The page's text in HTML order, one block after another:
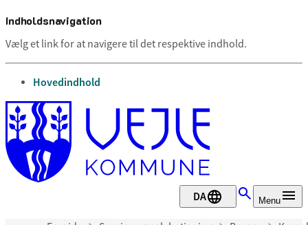
Indholdsnavigation
Vælg et link for at navigere til det respektive indhold.
gå til
Hovedindhold
DA Menu